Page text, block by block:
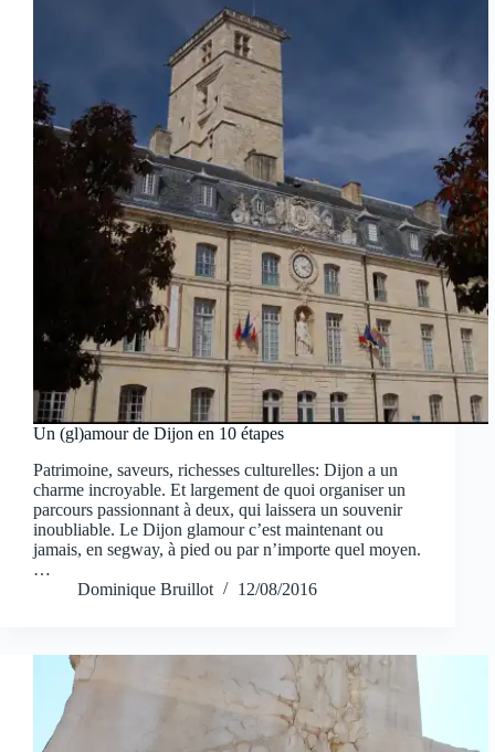
Un (gl)amour de Dijon en 10 étapes
Patrimoine, saveurs, richesses culturelles: Dijon a un
charme incroyable. Et largement de quoi organiser un
parcours passionnant à deux, qui laissera un souvenir
inoubliable. Le Dijon glamour c’est maintenant ou
jamais, en segway, à pied ou par n’importe quel moyen.
…
Dominique Bruillot
12/08/2016